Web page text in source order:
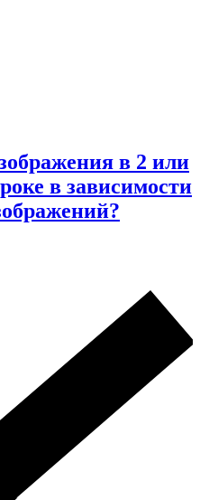
в 2 или
в зависимости